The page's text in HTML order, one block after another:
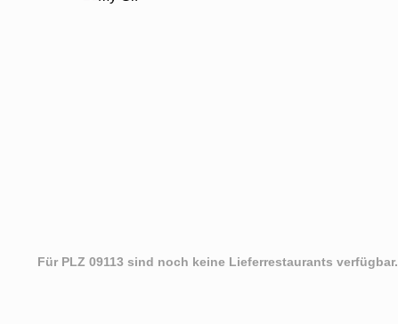
Für PLZ 09113 sind noch keine Lieferrestaurants verfügbar.